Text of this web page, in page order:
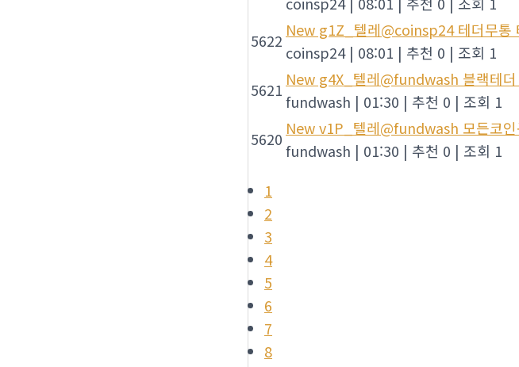
5622
New g1Z_텔레@coinsp24 테더무통
coinsp24 | 08:01 | 추천 0 | 조회 1
5621
New g4X_텔레@fundwash 블랙테
fundwash | 01:30 | 추천 0 | 조회 1
5620
Newv1P_텔레@fundwash 모든코
fundwash | 01:30 | 추천 0 | 조회 1
1
2
3
4
5
6
7
8